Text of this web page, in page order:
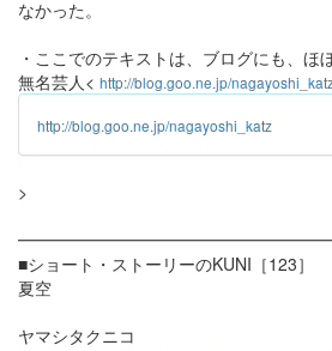
なかった。
・ここでのテキストは、ブログにも、ほ
無名芸人< http://blog.goo.ne.jp/
http://blog.goo.ne.jp/nagayoshi_katz
>
■ショート・ストーリーのKUNI［123］
夏空
ヤマシタクニコ